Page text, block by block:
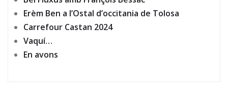
Erèm Ben a l’Ostal d’occitania de Tolosa
Carrefour Castan 2024
Vaquí…
En avons